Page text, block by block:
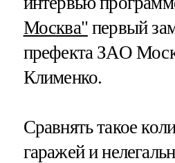
Москва"первый
префекта ЗАО
Клименко.
Сравнять такое
гаражей и